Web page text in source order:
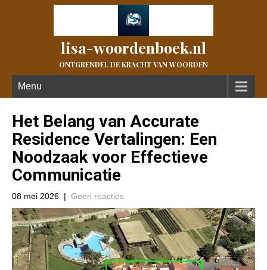
lisa-woordenboek.nl
ONTGRENDEL DE KRACHT VAN WOORDEN
Menu
Het Belang van Accurate
Residence Vertalingen: Een
Noodzaak voor Effectieve
Communicatie
08 mei 2026 | Geen reacties